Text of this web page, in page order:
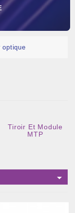
optique
Tiroir Et Module
MTP
